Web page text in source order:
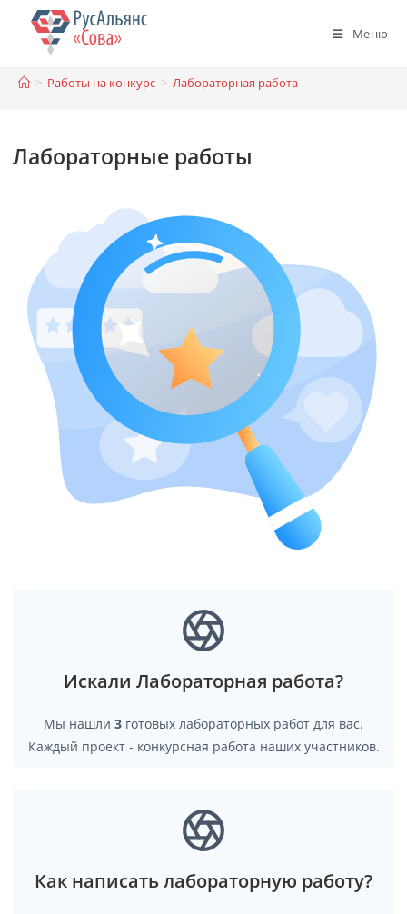
Перейти
содержимому
Меню
> Работы на конкурс > Лабораторная работа
Лабораторные работы
Искали Лабораторная работа?
Мы нашли 3 готовых лабораторных работ для вас.
Каждый проект - конкурсная работа наших участников.
Как написать лабораторную работу?